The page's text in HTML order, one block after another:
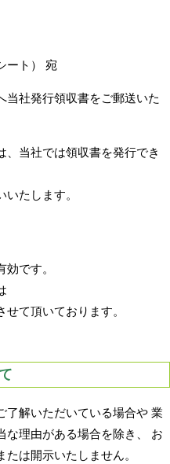
ート） 宛
当社発行領収書をご郵送いた
、当社では領収書を発行でき
たします。
です。
て頂いております。
了解いただいている場合や 業
な理由がある場合を除き、 お
は開示いたしません。